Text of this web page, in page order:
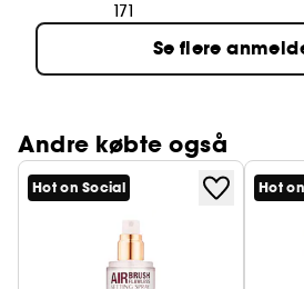
171
Se flere
Andre købte også
Hot on Social Hot